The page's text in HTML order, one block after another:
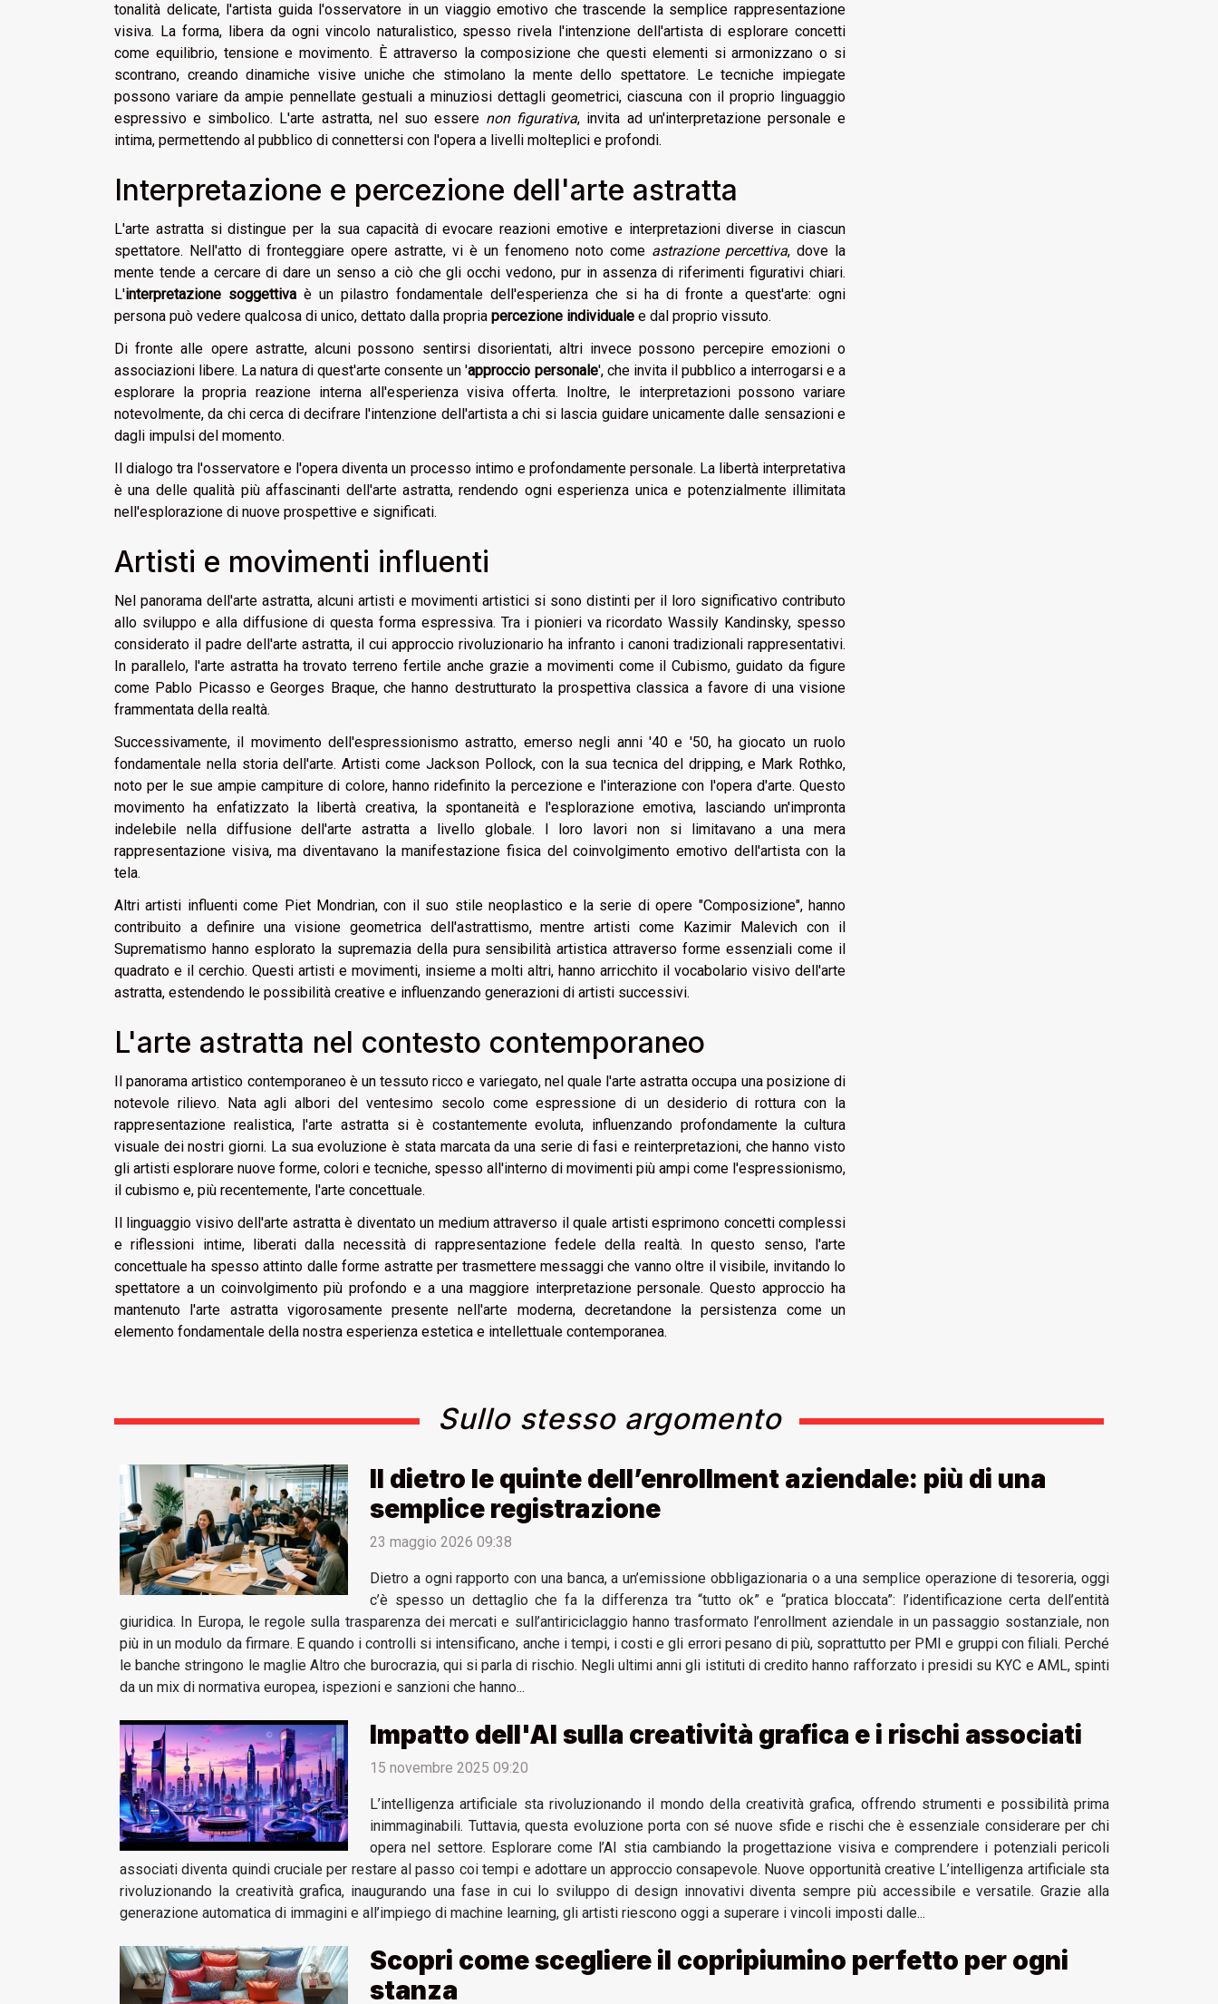
tonalità delicate, l'artista guida l'osservatore in un viaggio emotivo che trascende la semplice rappresentazione
visiva. La forma, libera da ogni vincolo naturalistico, spesso rivela l'intenzione dell'artista di esplorare concetti
come equilibrio, tensione e movimento. È attraverso la composizione che questi elementi si armonizzano o si
scontrano, creando dinamiche visive uniche che stimolano la mente dello spettatore. Le tecniche impiegate
possono variare da ampie pennellate gestuali a minuziosi dettagli geometrici, ciascuna con il proprio linguaggio
espressivo e simbolico. L'arte astratta, nel suo essere non figurativa, invita ad un'interpretazione personale e
intima, permettendo al pubblico di connettersi con l'opera a livelli molteplici e profondi.
Interpretazione e percezione dell'arte astratta
L'arte astratta si distingue per la sua capacità di evocare reazioni emotive e interpretazioni diverse in ciascun
spettatore. Nell'atto di fronteggiare opere astratte, vi è un fenomeno noto come astrazione percettiva, dove la
mente tende a cercare di dare un senso a ciò che gli occhi vedono, pur in assenza di riferimenti figurativi chiari.
L'interpretazione soggettiva è un pilastro fondamentale dell'esperienza che si ha di fronte a quest'arte: ogni
persona può vedere qualcosa di unico, dettato dalla propria percezione individuale e dal proprio vissuto.
Di fronte alle opere astratte, alcuni possono sentirsi disorientati, altri invece possono percepire emozioni o
associazioni libere. La natura di quest'arte consente un 'approccio personale', che invita il pubblico a interrogarsi e a
esplorare la propria reazione interna all'esperienza visiva offerta. Inoltre, le interpretazioni possono variare
notevolmente, da chi cerca di decifrare l'intenzione dell'artista a chi si lascia guidare unicamente dalle sensazioni e
dagli impulsi del momento.
Il dialogo tra l'osservatore e l'opera diventa un processo intimo e profondamente personale. La libertà interpretativa
è una delle qualità più affascinanti dell'arte astratta, rendendo ogni esperienza unica e potenzialmente illimitata
nell'esplorazione di nuove prospettive e significati.
Artisti e movimenti influenti
Nel panorama dell'arte astratta, alcuni artisti e movimenti artistici si sono distinti per il loro significativo contributo
allo sviluppo e alla diffusione di questa forma espressiva. Tra i pionieri va ricordato Wassily Kandinsky, spesso
considerato il padre dell'arte astratta, il cui approccio rivoluzionario ha infranto i canoni tradizionali rappresentativi.
In parallelo, l'arte astratta ha trovato terreno fertile anche grazie a movimenti come il Cubismo, guidato da figure
come Pablo Picasso e Georges Braque, che hanno destrutturato la prospettiva classica a favore di una visione
frammentata della realtà.
Successivamente, il movimento dell'espressionismo astratto, emerso negli anni '40 e '50, ha giocato un ruolo
fondamentale nella storia dell'arte. Artisti come Jackson Pollock, con la sua tecnica del dripping, e Mark Rothko,
noto per le sue ampie campiture di colore, hanno ridefinito la percezione e l'interazione con l'opera d'arte. Questo
movimento ha enfatizzato la libertà creativa, la spontaneità e l'esplorazione emotiva, lasciando un'impronta
indelebile nella diffusione dell'arte astratta a livello globale. I loro lavori non si limitavano a una mera
rappresentazione visiva, ma diventavano la manifestazione fisica del coinvolgimento emotivo dell'artista con la
tela.
Altri artisti influenti come Piet Mondrian, con il suo stile neoplastico e la serie di opere "Composizione", hanno
contribuito a definire una visione geometrica dell'astrattismo, mentre artisti come Kazimir Malevich con il
Suprematismo hanno esplorato la supremazia della pura sensibilità artistica attraverso forme essenziali come il
quadrato e il cerchio. Questi artisti e movimenti, insieme a molti altri, hanno arricchito il vocabolario visivo dell'arte
astratta, estendendo le possibilità creative e influenzando generazioni di artisti successivi.
L'arte astratta nel contesto contemporaneo
Il panorama artistico contemporaneo è un tessuto ricco e variegato, nel quale l'arte astratta occupa una posizione di
notevole rilievo. Nata agli albori del ventesimo secolo come espressione di un desiderio di rottura con la
rappresentazione realistica, l'arte astratta si è costantemente evoluta, influenzando profondamente la cultura
visuale dei nostri giorni. La sua evoluzione è stata marcata da una serie di fasi e reinterpretazioni, che hanno visto
gli artisti esplorare nuove forme, colori e tecniche, spesso all'interno di movimenti più ampi come l'espressionismo,
il cubismo e, più recentemente, l'arte concettuale.
Il linguaggio visivo dell'arte astratta è diventato un medium attraverso il quale artisti esprimono concetti complessi
e riflessioni intime, liberati dalla necessità di rappresentazione fedele della realtà. In questo senso, l'arte
concettuale ha spesso attinto dalle forme astratte per trasmettere messaggi che vanno oltre il visibile, invitando lo
spettatore a un coinvolgimento più profondo e a una maggiore interpretazione personale. Questo approccio ha
mantenuto l'arte astratta vigorosamente presente nell'arte moderna, decretandone la persistenza come un
elemento fondamentale della nostra esperienza estetica e intellettuale contemporanea.
Sullo stesso argomento
Il dietro le quinte dell’enrollment aziendale: più di una
semplice registrazione
23 maggio 2026 09:38
Dietro a ogni rapporto con una banca, a un’emissione obbligazionaria o a una semplice operazione di tesoreria, oggi
c’è spesso un dettaglio che fa la differenza tra “tutto ok” e “pratica bloccata”: l’identificazione certa dell’entità
giuridica. In Europa, le regole sulla trasparenza dei mercati e sull’antiriciclaggio hanno trasformato l’enrollment aziendale in un passaggio sostanziale, non
più in un modulo da firmare. E quando i controlli si intensificano, anche i tempi, i costi e gli errori pesano di più, soprattutto per PMI e gruppi con filiali. Perché
le banche stringono le maglie Altro che burocrazia, qui si parla di rischio. Negli ultimi anni gli istituti di credito hanno rafforzato i presidi su KYC e AML, spinti
da un mix di normativa europea, ispezioni e sanzioni che hanno...
Impatto dell'AI sulla creatività grafica e i rischi associati
15 novembre 2025 09:20
L’intelligenza artificiale sta rivoluzionando il mondo della creatività grafica, offrendo strumenti e possibilità prima
inimmaginabili. Tuttavia, questa evoluzione porta con sé nuove sfide e rischi che è essenziale considerare per chi
opera nel settore. Esplorare come l’AI stia cambiando la progettazione visiva e comprendere i potenziali pericoli
associati diventa quindi cruciale per restare al passo coi tempi e adottare un approccio consapevole. Nuove opportunità creative L’intelligenza artificiale sta
rivoluzionando la creatività grafica, inaugurando una fase in cui lo sviluppo di design innovativi diventa sempre più accessibile e versatile. Grazie alla
generazione automatica di immagini e all’impiego di machine learning, gli artisti riescono oggi a superare i vincoli imposti dalle...
Scopri come scegliere il copripiumino perfetto per ogni
stanza